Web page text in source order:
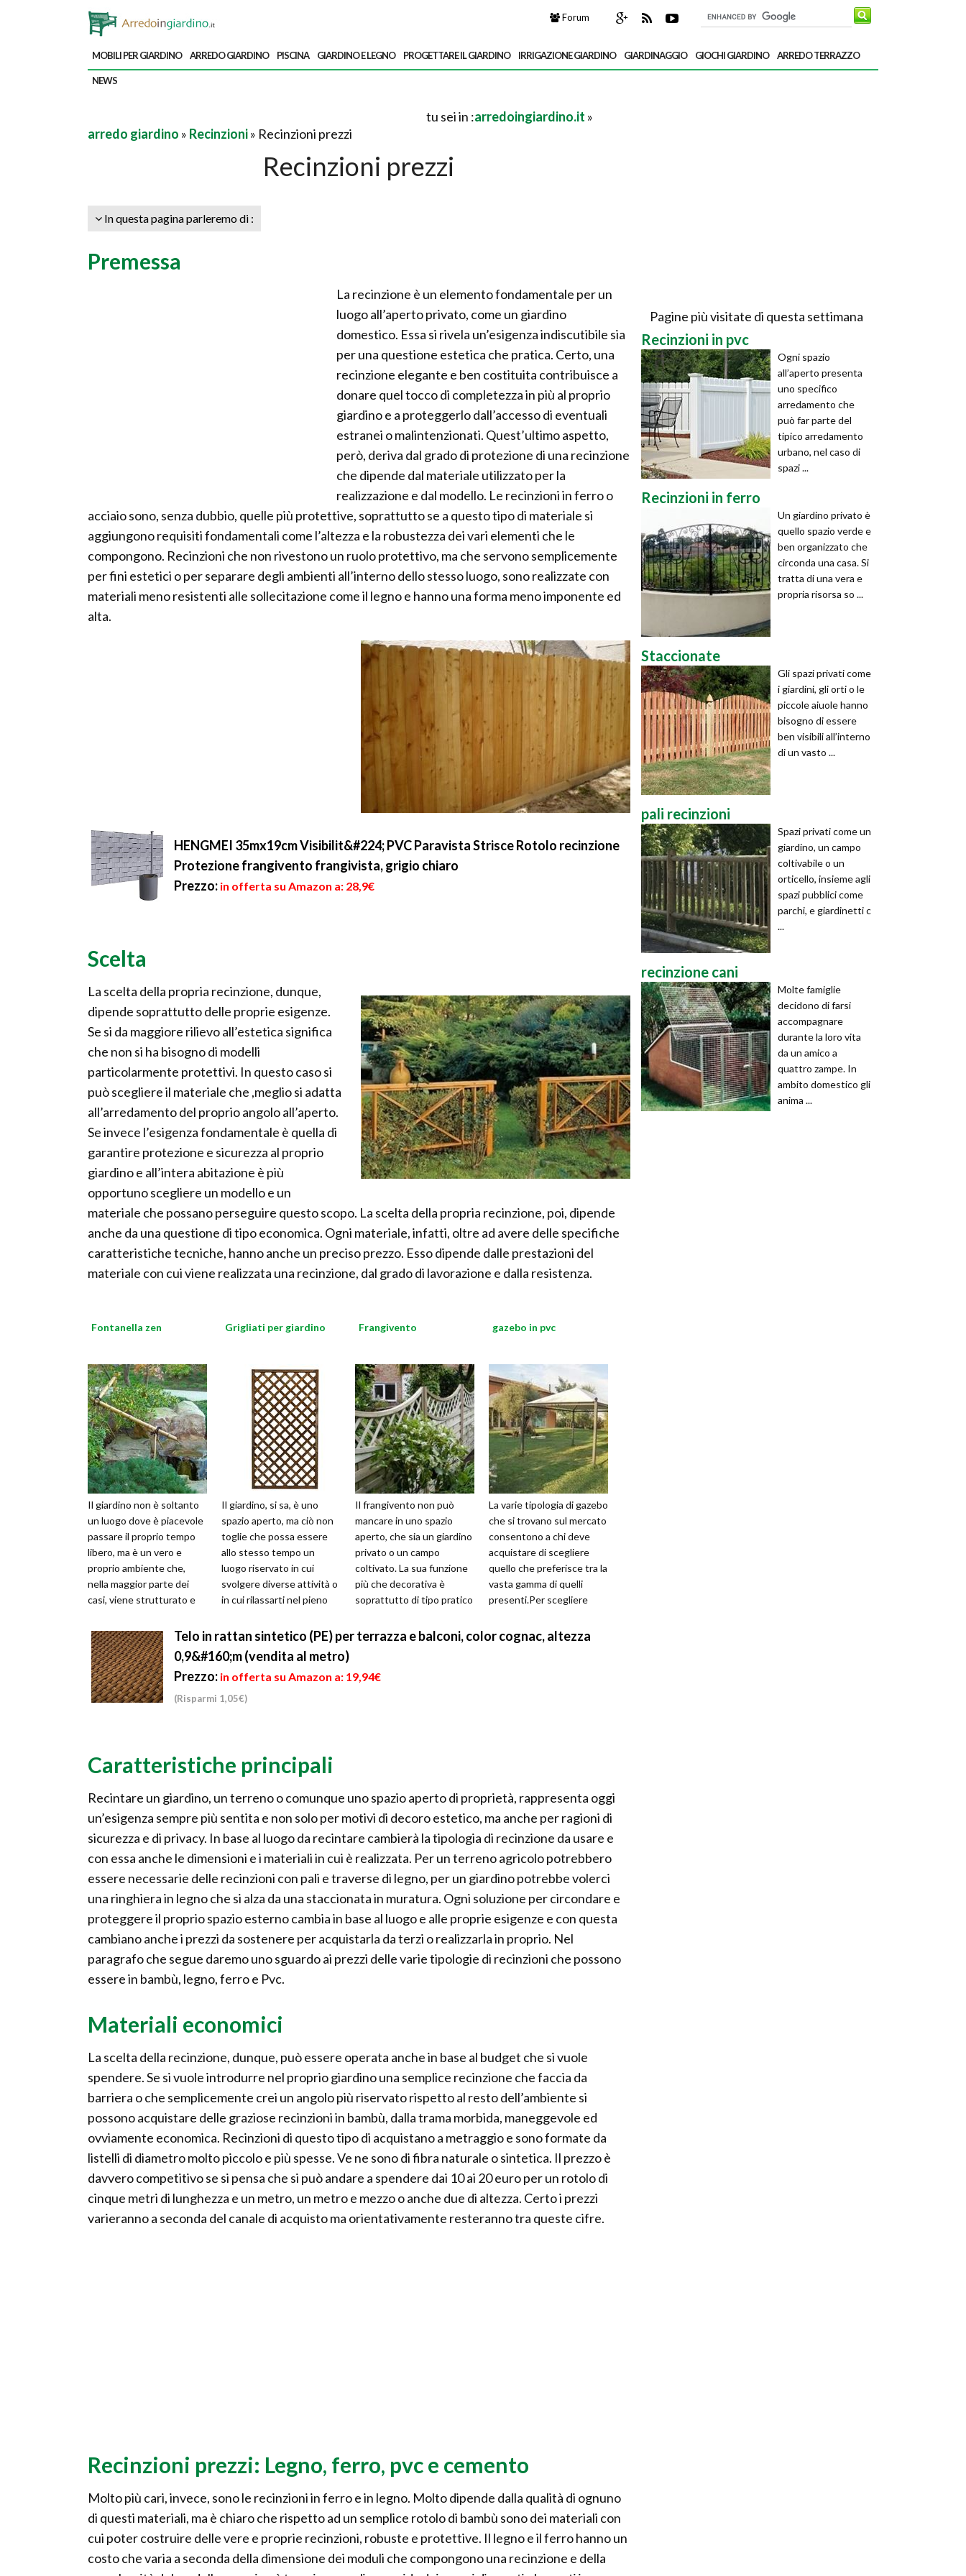
Forum
MOBILI PER GIARDINO ARREDO GIARDINO PISCINA GIARDINO E LEGNO PROGETTARE IL GIARDINO IRRIGAZIONE GIARDINO GIARDINAGGIO GIOCHI GIARDINO ARREDO TERRAZZO
NEWS
tu sei in :arredoingiardino.it »
arredo giardino » Recinzioni» Recinzioni prezzi
Recinzioni prezzi
In questa pagina parleremo di :
Premessa
La recinzione è un elemento fondamentale per un
luogo all’aperto privato, come un giardino
domestico. Essa si rivela un’esigenza indiscutibile sia
per una questione estetica che pratica. Certo, una
recinzione elegante e ben costituita contribuisce a
donare quel tocco di completezza in più al proprio
giardino e a proteggerlo dall’accesso di eventuali
estranei o malintenzionati. Quest’ultimo aspetto,
però, deriva dal grado di protezione di una recinzione
che dipende dal materiale utilizzato per la
realizzazione e dal modello. Le recinzioni in ferro o
acciaio sono, senza dubbio, quelle più protettive, soprattutto se a questo tipo di materiale si
aggiungono requisiti fondamentali come l’altezza e la robustezza dei vari elementi che le
compongono. Recinzioni che non rivestono un ruolo protettivo, ma che servono semplicemente
per fini estetici o per separare degli ambienti all’interno dello stesso luogo, sono realizzate con
materiali meno resistenti alle sollecitazione come il legno e hanno una forma meno imponente ed
alta.
HENGMEI 35mx19cm Visibilit&#224; PVC Paravista Strisce Rotolo recinzione
Protezione frangivento frangivista, grigio chiaro
Prezzo: in offerta su Amazon a: 28,9€
Scelta
La scelta della propria recinzione, dunque,
dipende soprattutto delle proprie esigenze.
Se si da maggiore rilievo all’estetica significa
che non si ha bisogno di modelli
particolarmente protettivi. In questo caso si
può scegliere il materiale che ,meglio si adatta
all’arredamento del proprio angolo all’aperto.
Se invece l’esigenza fondamentale è quella di
garantire protezione e sicurezza al proprio
giardino e all’intera abitazione è più
opportuno scegliere un modello e un
materiale che possano perseguire questo scopo. La scelta della propria recinzione, poi, dipende
anche da una questione di tipo economica. Ogni materiale, infatti, oltre ad avere delle specifiche
caratteristiche tecniche, hanno anche un preciso prezzo. Esso dipende dalle prestazioni del
materiale con cui viene realizzata una recinzione, dal grado di lavorazione e dalla resistenza.
Fontanella zen
Il giardino non è soltanto
un luogo dove è piacevole
passare il proprio tempo
libero, ma è un vero e
proprio ambiente che,
nella maggior parte dei
casi, viene strutturato e
sta...
Grigliati per giardino
Il giardino, si sa, è uno
spazio aperto, ma ciò non
toglie che possa essere
allo stesso tempo un
luogo riservato in cui
svolgere diverse attività o
in cui rilassarti nel pieno
Frangivento
Il frangivento non può
mancare in uno spazio
aperto, che sia un giardino
privato o un campo
coltivato. La sua funzione
più che decorativa è
soprattutto di tipo pratico
modelli ch...
gazebo in pvc
La varie tipologia di gazebo
che si trovano sul mercato
consentono a chi deve
acquistare di scegliere
quello che preferisce tra la
vasta gamma di quelli
presenti.Per scegliere
Telo in rattan sintetico (PE) per terrazza e balconi, color cognac, altezza
0,9&#160;m (vendita al metro)
Prezzo: in offerta su Amazon a: 19,94€
(Risparmi 1,05€)
Caratteristiche principali
Recintare un giardino, un terreno o comunque uno spazio aperto di proprietà, rappresenta oggi
un’esigenza sempre più sentita e non solo per motivi di decoro estetico, ma anche per ragioni di
sicurezza e di privacy. In base al luogo da recintare cambierà la tipologia di recinzione da usare e
con essa anche le dimensioni e i materiali in cui è realizzata. Per un terreno agricolo potrebbero
essere necessarie delle recinzioni con pali e traverse di legno, per un giardino potrebbe volerci
una ringhiera in legno che si alza da una staccionata in muratura. Ogni soluzione per circondare e
proteggere il proprio spazio esterno cambia in base al luogo e alle proprie esigenze e con questa
cambiano anche i prezzi da sostenere per acquistarla da terzi o realizzarla in proprio. Nel
paragrafo che segue daremo uno sguardo ai prezzi delle varie tipologie di recinzioni che possono
essere in bambù, legno, ferro e Pvc.
Materiali economici
La scelta della recinzione, dunque, può essere operata anche in base al budget che si vuole
spendere. Se si vuole introdurre nel proprio giardino una semplice recinzione che faccia da
barriera o che semplicemente crei un angolo più riservato rispetto al resto dell’ambiente si
possono acquistare delle graziose recinzioni in bambù, dalla trama morbida, maneggevole ed
ovviamente economica. Recinzioni di questo tipo di acquistano a metraggio e sono formate da
listelli di diametro molto piccolo e più spesse. Ve ne sono di fibra naturale o sintetica. Il prezzo è
davvero competitivo se si pensa che si può andare a spendere dai 10 ai 20 euro per un rotolo di
cinque metri di lunghezza e un metro, un metro e mezzo o anche due di altezza. Certo i prezzi
varieranno a seconda del canale di acquisto ma orientativamente resteranno tra queste cifre.
Recinzioni prezzi: Legno, ferro, pvc e cemento
Molto più cari, invece, sono le recinzioni in ferro e in legno. Molto dipende dalla qualità di ognuno
di questi materiali, ma è chiaro che rispetto ad un semplice rotolo di bambù sono dei materiali con
cui poter costruire delle vere e proprie recinzioni, robuste e protettive. Il legno e il ferro hanno un
costo che varia a seconda della dimensione dei moduli che compongono una recinzione e della
Pagine più visitate di questa settimana
Recinzioni in pvc
Ogni spazio
all’aperto presenta
uno specifico
arredamento che
può far parte del
tipico arredamento
urbano, nel caso di
spazi ...
Recinzioni in ferro
Un giardino privato è
quello spazio verde e
ben organizzato che
circonda una casa. Si
tratta di una vera e
propria risorsa so ...
Staccionate
Gli spazi privati come
i giardini, gli orti o le
piccole aiuole hanno
bisogno di essere
ben visibili all’interno
di un vasto ...
pali recinzioni
Spazi privati come un
giardino, un campo
coltivabile o un
orticello, insieme agli
spazi pubblici come
parchi, e giardinetti c
...
recinzione cani
Molte famiglie
decidono di farsi
accompagnare
durante la loro vita
da un amico a
quattro zampe. In
ambito domestico gli
anima ...